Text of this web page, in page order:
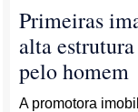
Primeiras
alta
pelo homem
A promotora